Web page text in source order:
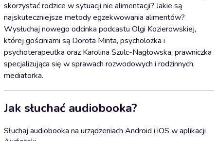
skorzystać rodzice w sytuacji nie alimentacji? Jakie są
najskuteczniejsze metody egzekwowania alimentów?
Wysłuchaj nowego odcinka podcastu Olgi Kozierowskiej,
której gościniami są Dorota Minta, psycholożka i
psychoterapeutka oraz Karolina Szulc-Nagłowska, prawniczka
specjalizująca się w sprawach rozwodowych i rodzinnych,
mediatorka.
Jak słuchać audiobooka?
Słuchaj audiobooka na urządzeniach Android i iOS w aplikacji